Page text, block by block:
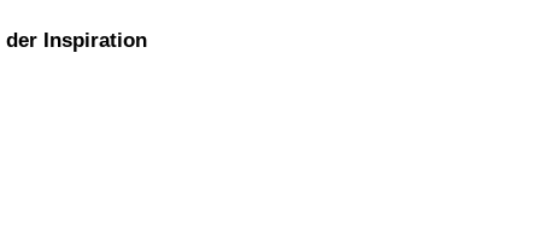
der Inspiration